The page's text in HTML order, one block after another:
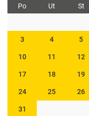
Po Ut St
3 4 5
10 11 12
17 18 19
24 25 26
31